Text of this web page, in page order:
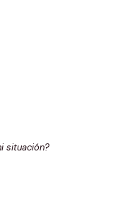
situación?